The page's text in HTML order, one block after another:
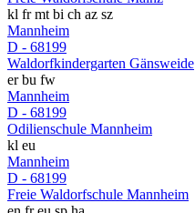
kl fr mt bi ch az sz
Mannheim
D - 68199
Waldorfkindergarten Gänsweide
er bu fw
Mannheim
D - 68199
Odilienschule Mannheim
kl eu
Mannheim
D - 68199
Freie Waldorfschule Mannheim